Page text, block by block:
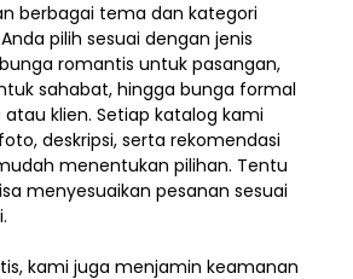
berbagai tema dan kategori
pilih sesuai dengan jenis
romantis untuk pasangan,
sahabat, hingga bunga formal
klien. Setiap katalog kami
deskripsi, serta rekomendasi
menentukan pilihan. Tentu
menyesuaikan pesanan sesuai
kami juga menjamin keamanan